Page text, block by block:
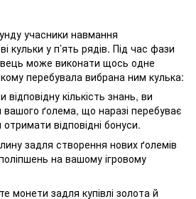
учасники навмання
кульки у п’ять рядів. Під час фази
може виконати щось одне
перебувала вибрана ним кулька:
кількість знань, ви
ґолема, що наразі перебуває
відповідні бонуси.
задля створення нових ґолемів
на вашому ігровому
монети задля купівлі золота й